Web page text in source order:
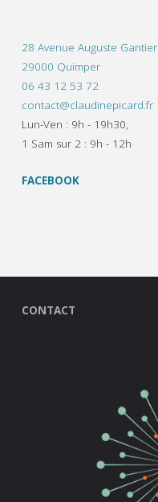
28 Avenue Auguste Gantier
29000 Quimper
06 43 12 53 72
contact@claudinepicard.fr
Lun-Ven : 9h - 19h30,
1 Sam sur 2 : 9h - 12h
FACEBOOK
CONTACT